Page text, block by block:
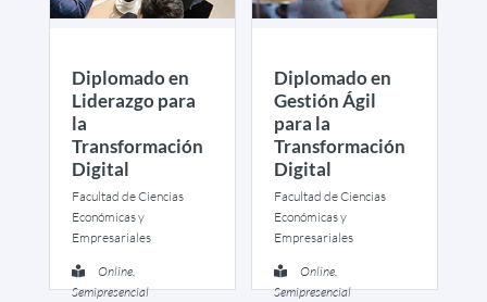
Diplomado en
Liderazgo para
la
Transformación
Digital
Facultad de Ciencias
Económicas y
Empresariales
Online,
Semipresencial
Diplomado en
Gestión Ágil
para la
Transformación
Digital
Facultad de Ciencias
Económicas y
Empresariales
Online,
Semipresencial